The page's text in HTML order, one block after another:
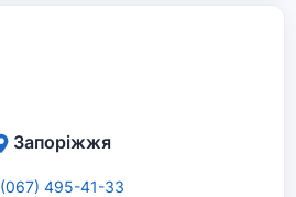
Запоріжжя
(067) 495-41-33